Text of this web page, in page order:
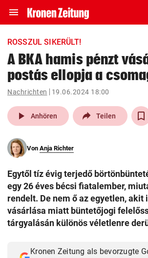
menu Navigation
ein-/ausklappen
account_circle Anmelden
pin_drop
Wien
search
eingeben
© Krone Multimedia GmbH & Co KG 2026
ROSSZUL SIKERÜLT!
A BKA hamis pénzt
postás ellopja a
Nachrichten 19.06.2024 18:00
play_arrow Anhören Teilen
Von Anja Richter
Egytől tíz évig terjedő
egy 26 éves bécsi fiatalember,
rendelt. De nem ő az egyetlen, akit
vásárlása miatt büntetőjogi
tárgyalásán különös véletlenre
Kronen Zeitung als bevorzugte